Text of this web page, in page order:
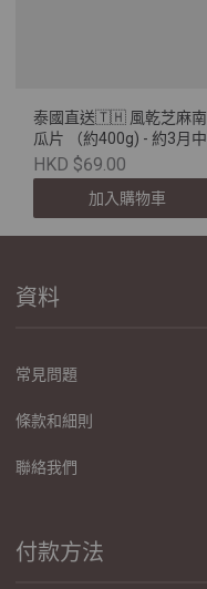
泰國直送🇹🇭 風乾芝麻南
瓜片 （約400g) - 約3月中
到港 (截單日期：1月18日)
HKD $69.00
加入購物車
資料
常見問題
條款和細則
聯絡我們
付款方法